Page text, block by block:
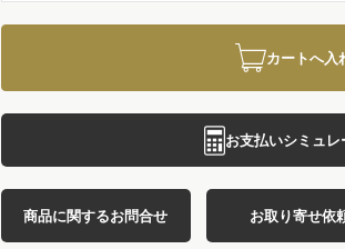
カートへ入
お支払いシミュレ
商品に関するお問合せ お取り寄せ依